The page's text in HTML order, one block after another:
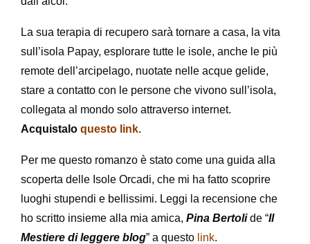
La sua terapia di recupero sarà tornare a casa, la vita
sull’isola Papay, esplorare tutte le isole, anche le più
remote dell’arcipelago, nuotate nelle acque gelide,
stare a contatto con le persone che vivono sull’isola,
collegata al mondo solo attraverso internet.
Acquistalo questo link.
Per me questo romanzo è stato come una guida alla
scoperta delle Isole Orcadi, che mi ha fatto scoprire
luoghi stupendi e bellissimi. Leggi la recensione che
ho scritto insieme alla mia amica, Pina Bertolide “Il
Mestiere di leggere blog” a questo link.